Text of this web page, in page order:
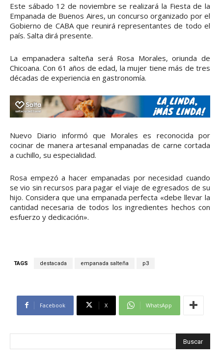
Este sábado 12 de noviembre se realizará la Fiesta de la
Empanada de Buenos Aires, un concurso organizado por el
Gobierno de CABA que reunirá representantes de todo el
país. Salta dirá presente.
La empanadera salteña será Rosa Morales, oriunda de
Chicoana. Con 61 años de edad, la mujer tiene más de tres
décadas de experiencia en gastronomía.
Nuevo Diario informó que Morales es reconocida por
cocinar de manera artesanal empanadas de carne cortada
a cuchillo, su especialidad.
Rosa empezó a hacer empanadas por necesidad cuando
se vio sin recursos para pagar el viaje de egresados de su
hijo. Considera que una empanada perfecta «debe llevar la
cantidad necesaria de todos los ingredientes hechos con
esfuerzo y dedicación».
TAGS destacada empanada salteña p3
Facebook X WhatsApp